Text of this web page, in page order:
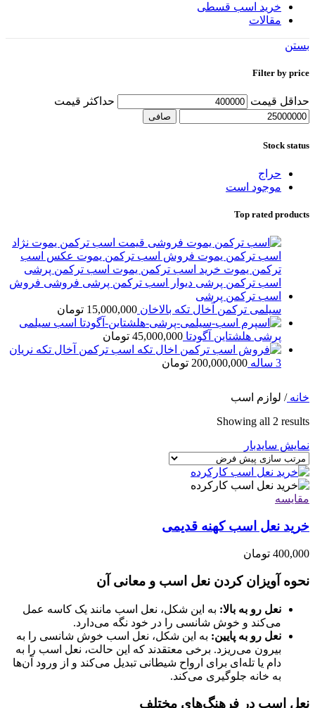
خرید اسب قسطی
مقالات
بستن
Filter by price
حداقل قیمت حداكثر قيمت
صافی
Stock status
حراج
موجود است
Top rated products
سیلمی ترکمن آخال تکه بالاخان 15,000,000 تومان
اسب سیلمی
پرشی هلشتاین آگودتا 45,000,000 تومان
اسب ترکمن آخال تکه نریان
3 ساله
200,000,000 تومان
خانه/ لوازم اسب
Showing all 2 results
نمایش سایدبار
مقایسه
خرید نعل اسب کهنه قدیمی
400,000 تومان
نحوه آویزان کردن نعل اسب و معانی آن
نعل رو به بالا: به این شکل، نعل اسب مانند یک کاسه عمل
می‌کند و خوش شانسی را در خود نگه می‌دارد.
نعل رو به پایین: به این شکل، نعل اسب خوش شانسی را به
بیرون می‌ریزد. برخی معتقدند که این حالت، نعل اسب را به
دام یا تله‌ای برای ارواح شیطانی تبدیل می‌کند و از ورود آن‌ها
به خانه جلوگیری می‌کند.
نعل اسب در فرهنگ‌های مختلف